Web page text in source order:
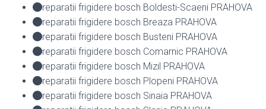
reparatii frigidere bosch Boldesti-Scaeni PRAHOVA
reparatii frigidere bosch Breaza PRAHOVA
reparatii frigidere bosch Busteni PRAHOVA
reparatii frigidere bosch Comarnic PRAHOVA
reparatii frigidere bosch Mizil PRAHOVA
reparatii frigidere bosch Plopeni PRAHOVA
reparatii frigidere bosch Sinaia PRAHOVA